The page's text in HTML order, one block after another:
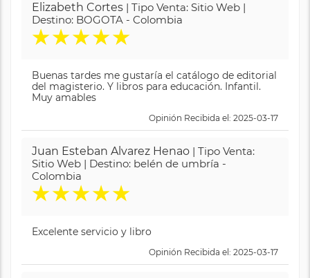
Elizabeth Cortes | Tipo Venta: Sitio Web |
Destino: BOGOTA - Colombia
★★★★★
Buenas tardes me gustaría el catálogo de editorial
del magisterio. Y libros para educación. Infantil.
Muy amables
Opinión Recibida el: 2025-03-17
Juan Esteban Alvarez Henao | Tipo Venta:
Sitio Web | Destino: belén de umbría -
Colombia
★★★★★
Excelente servicio y libro
Opinión Recibida el: 2025-03-17